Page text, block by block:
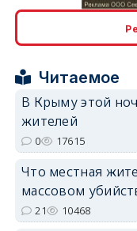
Читаемое
В Крыму этой
жителей
0 17615
Что местная
массовом
21 10468